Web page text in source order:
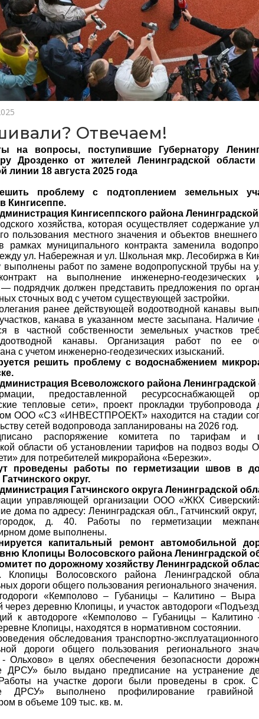
Отвечаем!
на вопросы, поступившие Губернатору
Дрозденко от жителей Ленинградской
линии 18 августа 2025 года
проблему с подтоплением земельных
Кингисеппе.
Кингисеппского района
хозяйства, которая осуществляет содержание
пользования местного значения и объектов внешнего
рамках муниципального контракта заменила
ул. Набережная и ул. Школьная мкр. Лесобиржа в
выполнены работ по замене водопропускной трубы на
на выполнение инженерно-
подрядчик должен представить предложения по
сточных вод с учетом существующей застройки.
ранее действующей водоотводной канавы
канава в указанном месте засыпана.
в частной собственности земельных участков
канавы. Организация работ по ее
с учетом инженерно-геодезических изысканий.
решить проблему с водоснабжением
Всеволожского района Ленинградской
предоставленной ресурсоснабжающей
тепловые сети», проект прокладки
ООО «СЗ «ИНВЕСТПРОЕКТ» находится на стадии
сетей водопровода запланированы на 2026 год.
распоряжение комитета по тарифам и
области об установлении тарифов на подвоз воды
для потребителей микрорайона «Березки».
проведены работы по герметизации швов в
округ.
Гатчинского округа Ленинградской
управляющей организации ООО «ЖКХ
дома по адресу: Ленинградская обл., Гатчинский
д. 40. Работы по герметизации
доме выполнены.
капитальный ремонт автомобильной
Клопицы Волосовского района Ленинградской
по дорожному хозяйству Ленинградской
Клопицы Волосовского района Ленинградской
дороги общего пользования регионального значения.
«Кемполово – Губаницы – Калитино –
через деревню Клопицы, и участок автодороги
к автодороге «Кемполово – Губаницы –
Клопицы, находятся в нормативном состоянии.
обследования транспортно-
дороги общего пользования регионального
Ольхово» в целях обеспечения безопасности
ДРСУ» было выдано предписание на устранение
на участке дороги были проведены в срок.
ДРСУ» выполнено профилирование
в объеме 109 тыс. кв. м.